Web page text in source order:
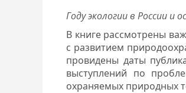
Году экологии в России
В книге рассмотрены
с развитием
провидены даты
выступлений по
охраняемых природных